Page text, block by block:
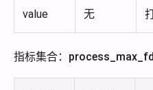
value 无
指标集合：